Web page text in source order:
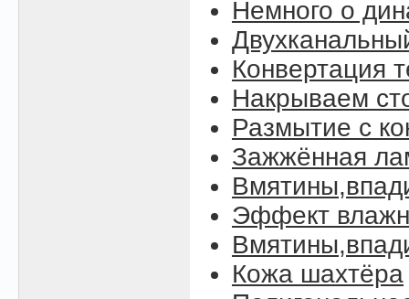
Немного о
Конвертация
Накрываем
Размытие с
Зажжённая
Эффект
Кожа шахтёра